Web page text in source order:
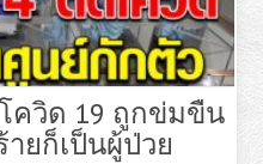
ควิด 19 ถูกข่มขืน
ยก็เป็นผู้ป่วย